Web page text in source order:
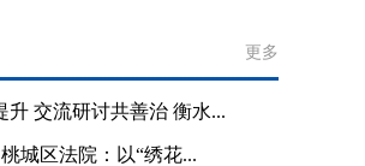
更多
升 交流研讨共善治 衡水...
城区法院：以“绣花...